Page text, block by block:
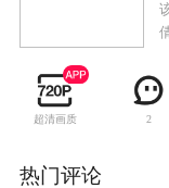
超清画质 2
热门评论